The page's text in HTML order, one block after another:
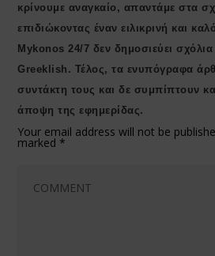
κρίνουμε αναγκαίο, απαντάμε στα
επιδιώκοντας έναν ειλικρινή και
Μykonos 24/7 δεν δημοσιεύει
Greeklish. Τέλος, τα ενυπόγραφα
συντάκτη τους και δε συμπίπτουν
άποψη της εφημερίδας.
Your email address will not be
marked *